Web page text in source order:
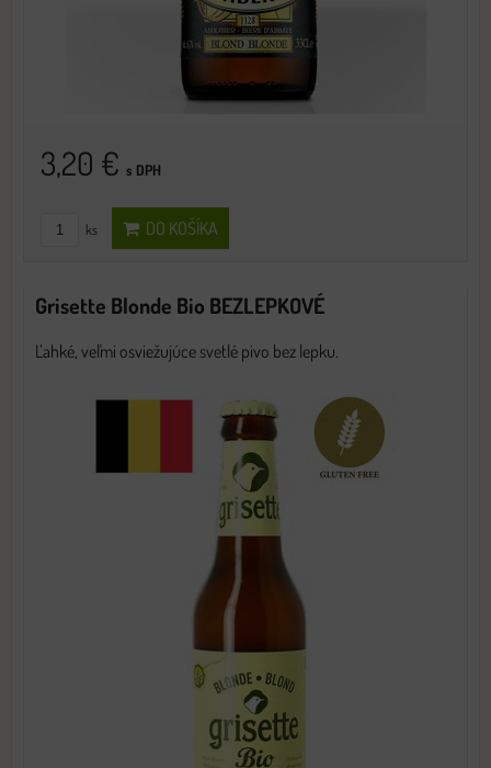
3,20 € s DPH
ks DO KOŠÍKA
Grisette Blonde Bio BEZLEPKOVÉ
Ľahké, veľmi osviežujúce svetlé pivo bez lepku.